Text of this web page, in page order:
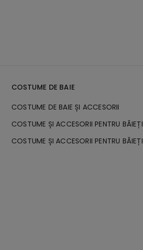
COSTUME DE BAIE
COSTUME DE BAIE ȘI ACCESORII
COSTUME ȘI ACCESORII PENTRU BĂIEȚI
COSTUME ȘI ACCESORII PENTRU BĂIEȚI